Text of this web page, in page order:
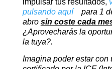
impulsar tus resultados,
pulsando aquípara 1 de
abro sin coste cada
¿Aprovecharás la
la tuya?.
Imagina poder estar con